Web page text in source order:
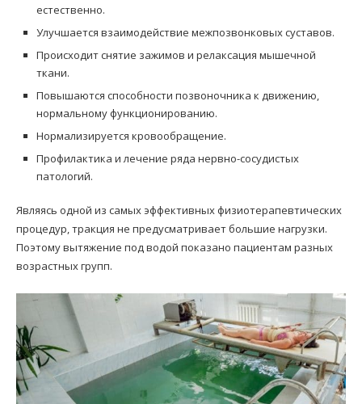
естественно.
Улучшается взаимодействие межпозвонковых суставов.
Происходит снятие зажимов и релаксация мышечной
ткани.
Повышаются способности позвоночника к движению,
нормальному функционированию.
Нормализируется кровообращение.
Профилактика и лечение ряда нервно-сосудистых
патологий.
Являясь одной из самых эффективных физиотерапевтических
процедур, тракция не предусматривает большие нагрузки.
Поэтому вытяжение под водой показано пациентам разных
возрастных групп.